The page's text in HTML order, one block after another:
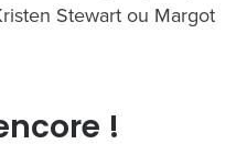
Stewart ou Margot
!